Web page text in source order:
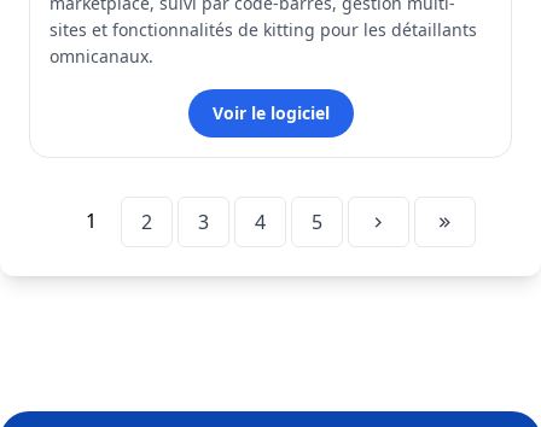
sites et fonctionnalités de kitting pour les détaillants
omnicanaux.
Voir le logiciel
1 2 3 4 5